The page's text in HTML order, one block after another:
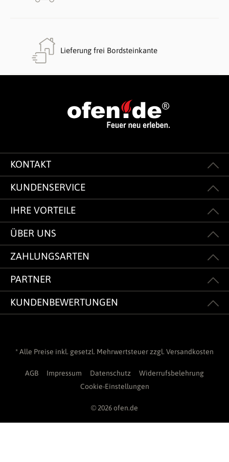
Lieferung frei Bordsteinkante
KONTAKT
KUNDENSERVICE
IHRE VORTEILE
ÜBER UNS
ZAHLUNGSARTEN
PARTNER
KUNDENBEWERTUNGEN
* Alle Preise inkl. gesetzl. Mehrwertsteuer zzgl. Versandkosten
AGB Impressum Datenschutz
Widerrufsbelehrung
Cookie-Einstellungen
© 2026 ofen.de